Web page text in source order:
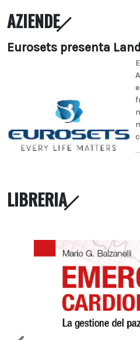
AZIENDE
Eurosets presenta
LIBRERIA